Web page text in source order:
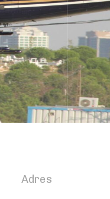
Adres